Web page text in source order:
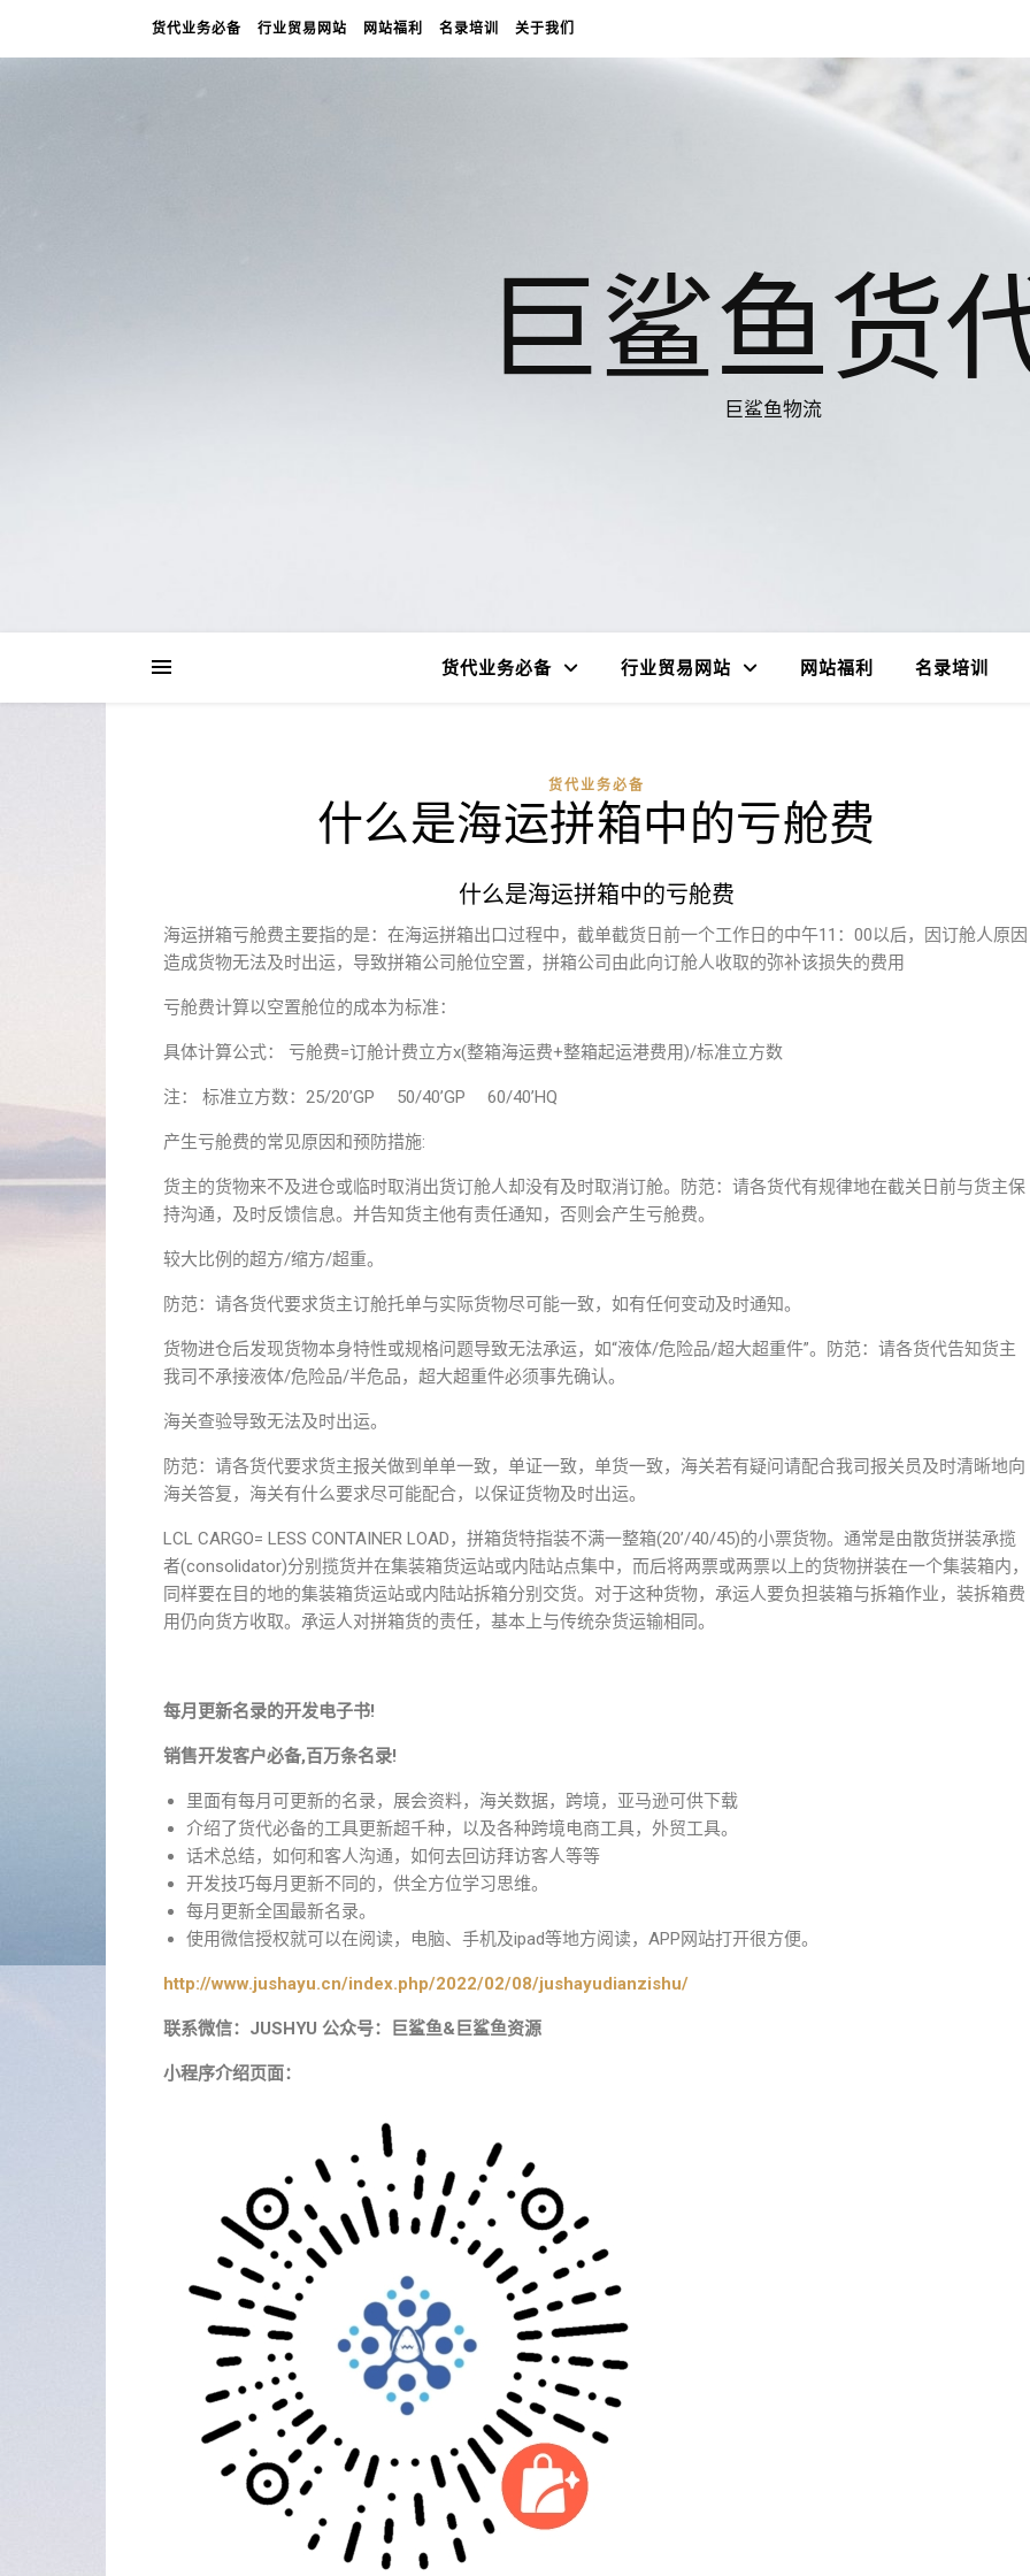
货代业务必备 行业贸易网站 网站福利 名录培训 关于我们
巨鲨鱼货
巨鲨鱼物流
货代业务必备 行业贸易网站 网站福利 名录培训
货代业务必备
什么是海运拼箱中的亏舱费
什么是海运拼箱中的亏舱费
海运拼箱亏舱费主要指的是：在海运拼箱出口过程中，截单截货日前一个工作日的中午11：00以后，因订舱人原因
造成货物无法及时出运，导致拼箱公司舱位空置，拼箱公司由此向订舱人收取的弥补该损失的费用
亏舱费计算以空置舱位的成本为标准：
具体计算公式： 亏舱费=订舱计费立方x(整箱海运费+整箱起运港费用)/标准立方数
注： 标准立方数：25/20’GP 50/40’GP 60/40’HQ
产生亏舱费的常见原因和预防措施:
货主的货物来不及进仓或临时取消出货订舱人却没有及时取消订舱。防范：请各货代有规律地在截关日前与货主保
持沟通，及时反馈信息。并告知货主他有责任通知，否则会产生亏舱费。
较大比例的超方/缩方/超重。
防范：请各货代要求货主订舱托单与实际货物尽可能一致，如有任何变动及时通知。
货物进仓后发现货物本身特性或规格问题导致无法承运，如“液体/危险品/超大超重件”。防范：请各货代告知货主
我司不承接液体/危险品/半危品，超大超重件必须事先确认。
海关查验导致无法及时出运。
防范：请各货代要求货主报关做到单单一致，单证一致，单货一致，海关若有疑问请配合我司报关员及时清晰地向
海关答复，海关有什么要求尽可能配合，以保证货物及时出运。
LCL CARGO= LESS CONTAINER LOAD，拼箱货特指装不满一整箱(20’/40/45)的小票货物。通常是由散货拼装承揽
者(consolidator)分别揽货并在集装箱货运站或内陆站点集中，而后将两票或两票以上的货物拼装在一个集装箱内，
同样要在目的地的集装箱货运站或内陆站拆箱分别交货。对于这种货物，承运人要负担装箱与拆箱作业，装拆箱费
用仍向货方收取。承运人对拼箱货的责任，基本上与传统杂货运输相同。
每月更新名录的开发电子书!
销售开发客户必备,百万条名录!
里面有每月可更新的名录，展会资料，海关数据，跨境，亚马逊可供下载
介绍了货代必备的工具更新超千种，以及各种跨境电商工具，外贸工具。
话术总结，如何和客人沟通，如何去回访拜访客人等等
开发技巧每月更新不同的，供全方位学习思维。
每月更新全国最新名录。
使用微信授权就可以在阅读，电脑、手机及ipad等地方阅读，APP网站打开很方便。
http://www.jushayu.cn/index.php/2022/02/08/jushayudianzishu/
联系微信：JUSHYU 公众号：巨鲨鱼&巨鲨鱼资源
小程序介绍页面：